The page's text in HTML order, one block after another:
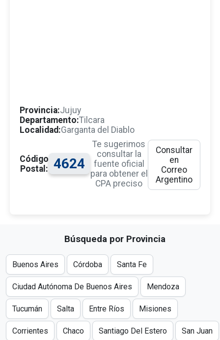
Provincia:Jujuy
Departamento:Tilcara
Localidad:Garganta del Diablo
Código
Postal: 4624
Te sugerimos
consultar la
fuente oficial
para obtener el
CPA preciso
Consultar
en
Correo
Argentino
Búsqueda por Provincia
Buenos Aires Córdoba Santa Fe
Ciudad Autónoma De Buenos Aires Mendoza
Tucumán Salta Entre Ríos Misiones
Corrientes Chaco Santiago Del Estero San Juan